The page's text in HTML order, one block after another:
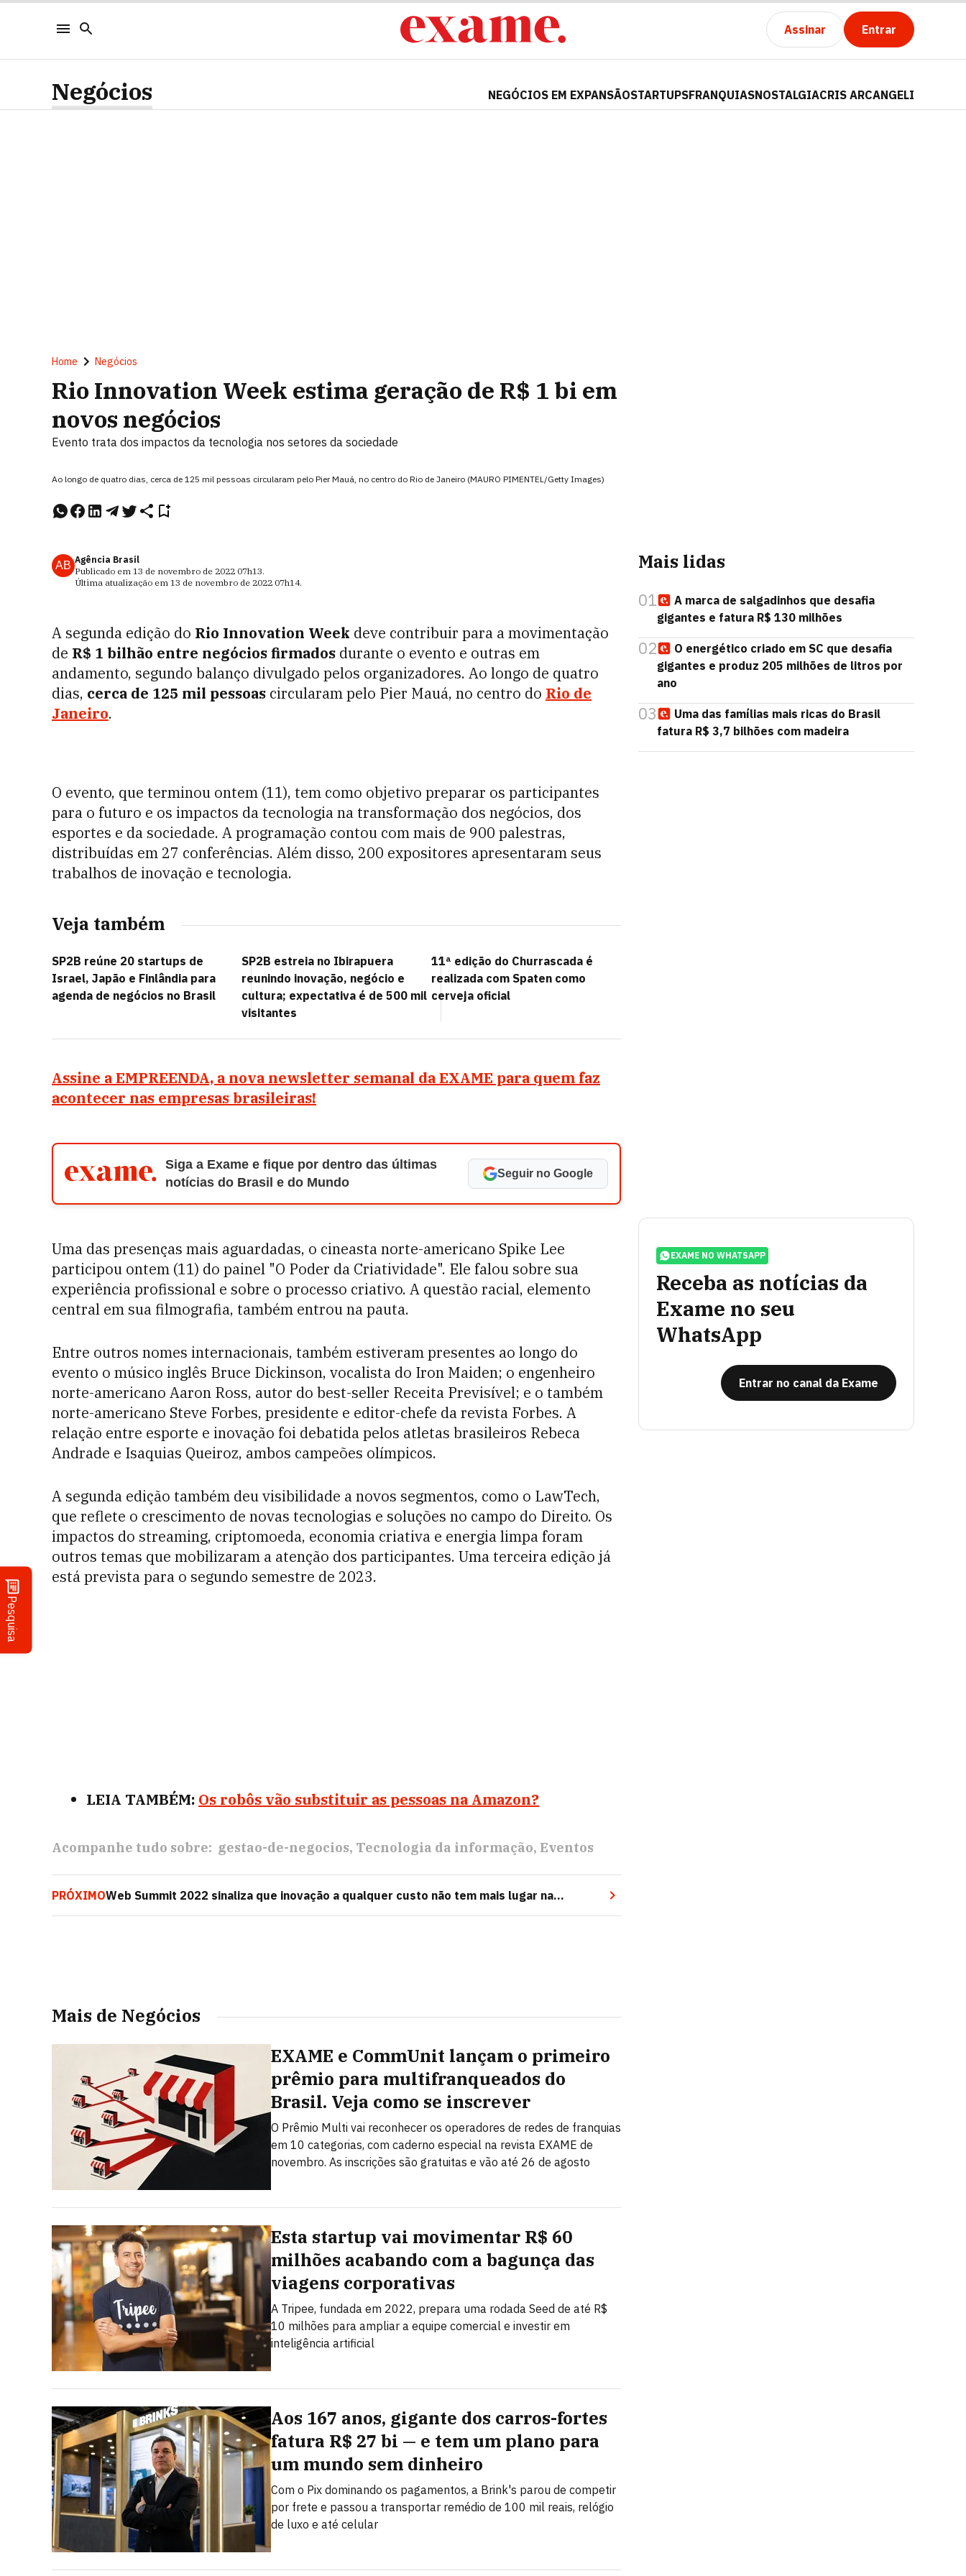
Assinar Entrar
Pesquisa
Negócios NEGÓCIOS EM EXPANSÃOSTARTUPSFRANQUIASNOSTALGIACRIS ARCANGELI
Home Negócios
Rio Innovation Week estima geração de R$ 1 bi em
novos negócios
Evento trata dos impactos da tecnologia nos setores da sociedade
Ao longo de quatro dias, cerca de 125 mil pessoas circularam pelo Pier Mauá, no centro do Rio de Janeiro (MAURO PIMENTEL/Getty Images)
AB Agência Brasil
Publicado em 13 de novembro de 2022 07h13.
Última atualização em 13 de novembro de 2022 07h14.
A segunda edição do Rio Innovation Week deve contribuir para a movimentação
de R$ 1 bilhão entre negócios firmados durante o evento e outras em
andamento, segundo balanço divulgado pelos organizadores. Ao longo de quatro
dias, cerca de 125 mil pessoas circularam pelo Pier Mauá, no centro do Rio de
Janeiro.
O evento, que terminou ontem (11), tem como objetivo preparar os participantes
para o futuro e os impactos da tecnologia na transformação dos negócios, dos
esportes e da sociedade. A programação contou com mais de 900 palestras,
distribuídas em 27 conferências. Além disso, 200 expositores apresentaram seus
trabalhos de inovação e tecnologia.
Veja também
SP2B reúne 20 startups de
Israel, Japão e Finlândia para
agenda de negócios no Brasil
SP2B estreia no Ibirapuera
reunindo inovação, negócio e
cultura; expectativa é de 500 mil
visitantes
11ª edição do Churrascada é
realizada com Spaten como
cerveja oficial
Assine a EMPREENDA, a nova newsletter semanal da EXAME para quem faz
acontecer nas empresas brasileiras!
Siga a Exame e fique por dentro das últimas
notícias do Brasil e do Mundo
Seguir no Google
Uma das presenças mais aguardadas, o cineasta norte-americano Spike Lee
participou ontem (11) do painel "O Poder da Criatividade". Ele falou sobre sua
experiência profissional e sobre o processo criativo. A questão racial, elemento
central em sua filmografia, também entrou na pauta.
Entre outros nomes internacionais, também estiveram presentes ao longo do
evento o músico inglês Bruce Dickinson, vocalista do Iron Maiden; o engenheiro
norte-americano Aaron Ross, autor do best-seller Receita Previsível; e o também
norte-americano Steve Forbes, presidente e editor-chefe da revista Forbes. A
relação entre esporte e inovação foi debatida pelos atletas brasileiros Rebeca
Andrade e Isaquias Queiroz, ambos campeões olímpicos.
A segunda edição também deu visibilidade a novos segmentos, como o LawTech,
que reflete o crescimento de novas tecnologias e soluções no campo do Direito. Os
impactos do streaming, criptomoeda, economia criativa e energia limpa foram
outros temas que mobilizaram a atenção dos participantes. Uma terceira edição já
está prevista para o segundo semestre de 2023.
LEIA TAMBÉM: Os robôs vão substituir as pessoas na Amazon?
Acompanhe tudo sobre: gestao-de-negocios Tecnologia da informação Eventos
PRÓXIMOWeb Summit 2022 sinaliza que inovação a qualquer custo não tem mais lugar na
sociedade
Mais de Negócios
EXAME e CommUnit lançam o primeiro
prêmio para multifranqueados do
Brasil. Veja como se inscrever
O Prêmio Multi vai reconhecer os operadores de redes de franquias
em 10 categorias, com caderno especial na revista EXAME de
novembro. As inscrições são gratuitas e vão até 26 de agosto
Esta startup vai movimentar R$ 60
milhões acabando com a bagunça das
viagens corporativas
A Tripee, fundada em 2022, prepara uma rodada Seed de até R$
10 milhões para ampliar a equipe comercial e investir em
inteligência artificial
Aos 167 anos, gigante dos carros-fortes
fatura R$ 27 bi — e tem um plano para
um mundo sem dinheiro
Com o Pix dominando os pagamentos, a Brink's parou de competir
por frete e passou a transportar remédio de 100 mil reais, relógio
de luxo e até celular
Mais lidas
01
A marca de salgadinhos que desafia
gigantes e fatura R$ 130 milhões
02
O energético criado em SC que desafia
gigantes e produz 205 milhões de litros por
ano
03
Uma das famílias mais ricas do Brasil
fatura R$ 3,7 bilhões com madeira
EXAME NO WHATSAPP
Receba as notícias da
Exame no seu
WhatsApp
Entrar no canal da Exame